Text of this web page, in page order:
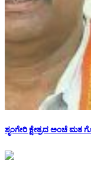
ಶೃಂಗೇರಿ ಕ್ಷೇತ್ರದ ಅಂಚೆ ಮತ